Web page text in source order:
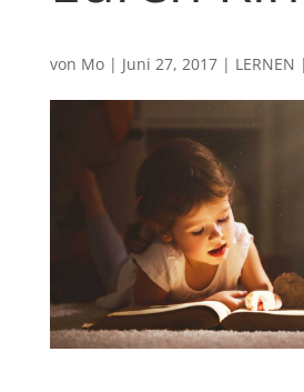
von Mo| Juni 27, 2017| LERNEN |